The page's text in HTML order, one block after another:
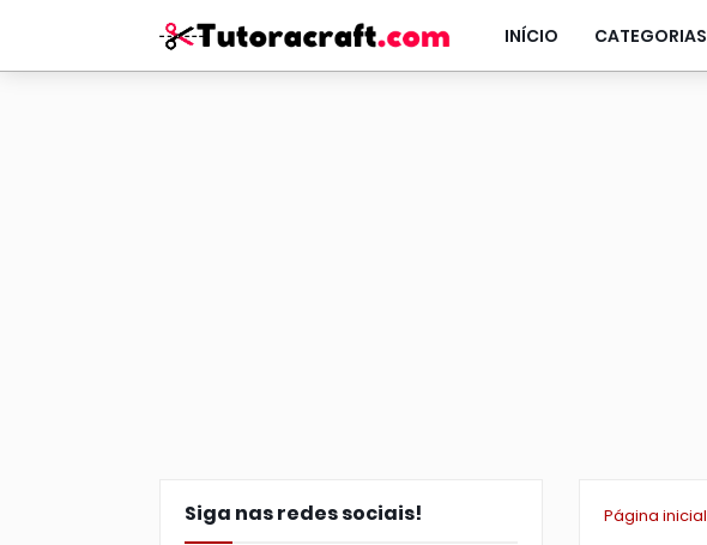
INÍCIO CATEGORIAS
Página inicial
Siga nas redes sociais!